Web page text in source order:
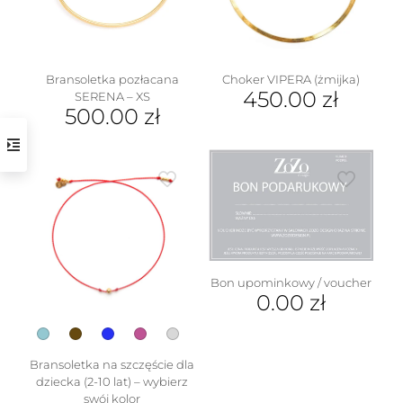
stronie
Bransoletka pozłacana
SERENA – XS
500.00 zł
Choker VIPERA (żmijka)
450.00 zł
Bransoletka na szczęście dla
dziecka (2-10 lat) – wybierz
swój kolor
Bon upominkowy / voucher
0.00 zł